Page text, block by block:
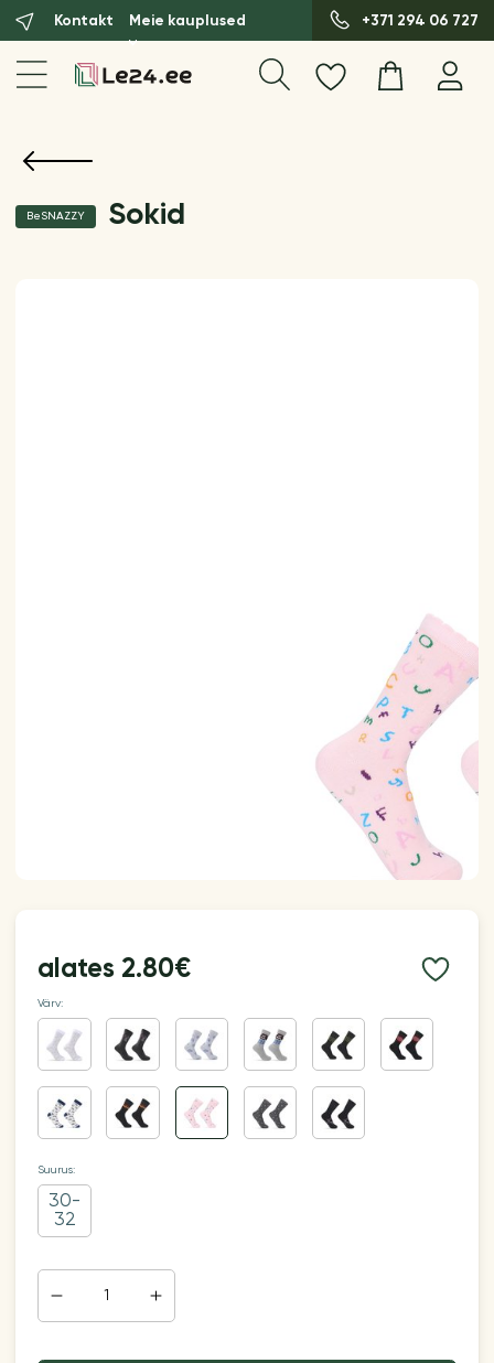
Kontakt Meie kauplused +371 294 06 727
BeSNAZZY Sokid
alates 2.80€
Värv:
Suurus:
30-
32